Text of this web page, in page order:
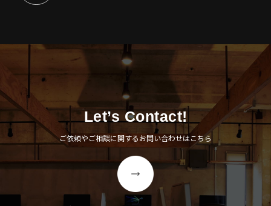
Let’s Contact!
ご依頼やご相談に関するお問い合わせはこちら